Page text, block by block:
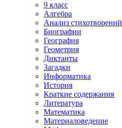
9 класс
Алгебра
Анализ стихотворений
Биографии
География
Геометрия
Диктанты
Загадки
Информатика
История
Краткие содержания
Литература
Математика
Материаловедение